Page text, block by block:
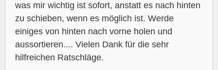
was mir wichtig ist sofort, anstatt es nach hinten
zu schieben, wenn es möglich ist. Werde
einiges von hinten nach vorne holen und
aussortieren.... Vielen Dank für die sehr
hilfreichen Ratschläge.